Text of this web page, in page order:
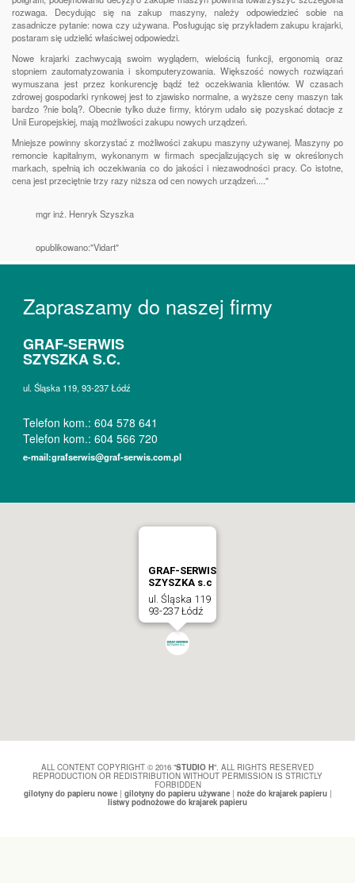
rozwaga. Decydując się na zakup maszyny, należy odpowiedzieć sobie na
zasadnicze pytanie: nowa czy używana. Posługując się przykładem zakupu krajarki,
postaram się udzielić właściwej odpowiedzi.
Nowe krajarki zachwycają swoim wyglądem, wielością funkcji, ergonomią oraz
stopniem zautomatyzowania i skomputeryzowania. Większość nowych rozwiązań
wymuszana jest przez konkurencję bądź też oczekiwania klientów. W czasach
zdrowej gospodarki rynkowej jest to zjawisko normalne, a wyższe ceny maszyn tak
bardzo ?nie bolą?. Obecnie tylko duże firmy, którym udało się pozyskać dotacje z
Unii Europejskiej, mają możliwości zakupu nowych urządzeń.
Mniejsze powinny skorzystać z możliwości zakupu maszyny używanej. Maszyny po
remoncie kapitalnym, wykonanym w firmach specjalizujących się w określonych
markach, spełnią ich oczekiwania co do jakości i niezawodności pracy. Co istotne,
cena jest przeciętnie trzy razy niższa od cen nowych urządzeń...."
mgr inż. Henryk Szyszka
opublikowano:"Vidart"
Zapraszamy do naszej firmy
GRAF-SERWIS
SZYSZKA S.C.
ul. Śląska 119, 93-237 Łódź
Telefon kom.: 604 578 641
Telefon kom.: 604 566 720
e-mail:grafserwis@graf-serwis.com.pl
GRAF-SERWIS
SZYSZKA s.c
ul. Śląska 119
93-237 Łódź
ALL CONTENT COPYRIGHT © 2016 "STUDIO H". ALL RIGHTS RESERVED
REPRODUCTION OR REDISTRIBUTION WITHOUT PERMISSION IS STRICTLY
FORBIDDEN
gilotyny do papieru nowe| gilotyny do papieru używane| noże do krajarek papieru|
listwy podnożowe do krajarek papieru